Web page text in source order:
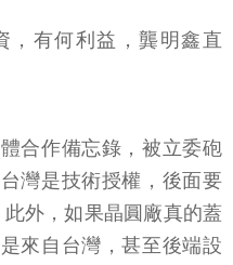
，有何利益，龔明鑫直
合作備忘錄，被立委砲
灣是技術授權，後面要
外，如果晶圓廠真的蓋
來自台灣，甚至後端設